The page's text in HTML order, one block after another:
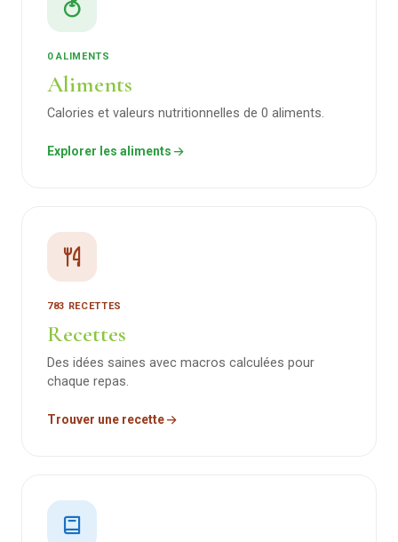
0 ALIMENTS
Aliments
Calories et valeurs nutritionnelles de 0 aliments.
Explorer les aliments
783 RECETTES
Recettes
Des idées saines avec macros calculées pour
chaque repas.
Trouver une recette